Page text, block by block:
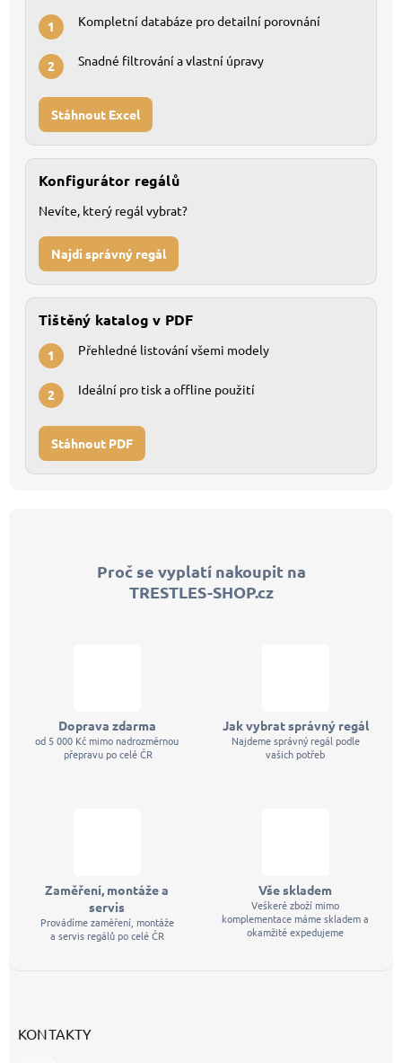
1 Kompletní databáze pro detailní porovnání
2 Snadné filtrování a vlastní úpravy
Stáhnout Excel
Konfigurátor regálů
Nevíte, který regál vybrat?
Najdi správný regál
Tištěný katalog v PDF
1 Přehledné listování všemi modely
2 Ideální pro tisk a offline použití
Stáhnout PDF
Proč se vyplatí nakoupit na
TRESTLES-SHOP.cz
Doprava zdarma
od 5 000 Kč mimo nadrozměrnou
přepravu po celé ČR
Jak vybrat správný regál
Najdeme správný regál podle
vašich potřeb
Zaměření, montáže a
servis
Provádíme zaměření, montáže
a servis regálů po celé ČR
Vše skladem
Veškeré zboží mimo
komplementace máme skladem a
okamžitě expedujeme
KONTAKTY